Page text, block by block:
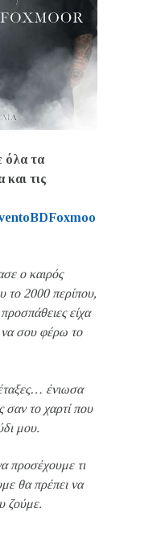
όλα τα
τις
ο καιρός
το 2000 περίπου,
είχα
να σου φέρω το
ένιωσα
σαν το χαρτί που
μου.
προσέχουμε τι
θα πρέπει να
ζούμε.